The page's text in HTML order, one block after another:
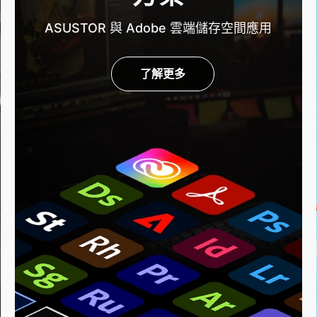
ASUSTOR 與 Adobe 雲端儲存空間應用
了解更多